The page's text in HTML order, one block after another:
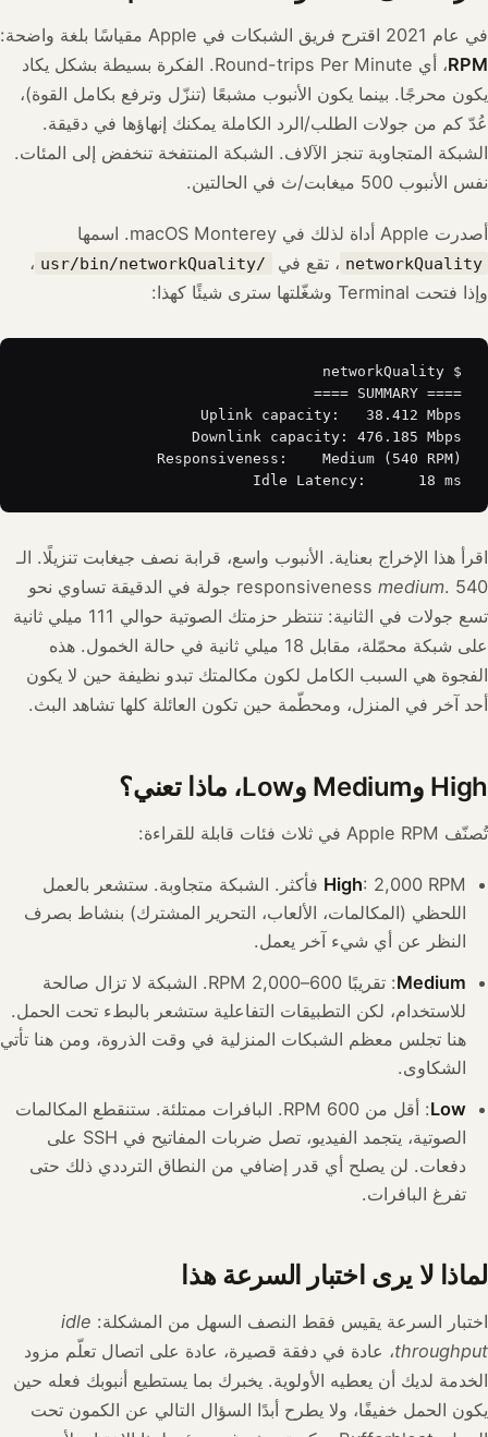
في عام 2021 اقترح فريق الشبكات في Apple مقياسًا بلغة واضحة:
RPM
، أي Round-trips Per Minute. الفكرة بسيطة بشكل يكاد
يكون محرجًا. بينما يكون الأنبوب مشبعًا (تنزّل وترفع بكامل القوة)،
عُدّ كم من جولات الطلب/الرد الكاملة يمكنك إنهاؤها في دقيقة.
الشبكة المتجاوبة تنجز الآلاف. الشبكة المنتفخة تنخفض إلى المئات.
نفس الأنبوب 500 ميغابت/ث في الحالتين.
أصدرت Apple أداة لذلك في macOS Monterey. اسمها
networkQuality ، تقع في /usr/bin/networkQuality
،
وإذا فتحت Terminal وشغّلتها سترى شيئًا كهذا:
Idle Latency:      18 ms
اقرأ هذا الإخراج بعناية. الأنبوب واسع، قرابة نصف جيغابت تنزيلًا. الـ
responsiveness medium
. 540 جولة في الدقيقة تساوي نحو
تسع جولات في الثانية: تنتظر حزمتك الصوتية حوالي 111 ميلي ثانية
على شبكة محمّلة، مقابل 18 ميلي ثانية في حالة الخمول. هذه
الفجوة هي السبب الكامل لكون مكالمتك تبدو نظيفة حين لا يكون
أحد آخر في المنزل، ومحطّمة حين تكون العائلة كلها تشاهد البث.
High وMedium وLow، ماذا تعني؟
تُصنّف Apple RPM في ثلاث فئات قابلة للقراءة:
High : 2,000 RPM فأكثر. الشبكة متجاوبة. ستشعر بالعمل
اللحظي (المكالمات، الألعاب، التحرير المشترك) بنشاط بصرف
النظر عن أي شيء آخر يعمل.
Medium
: تقريبًا 600–2,000 RPM. الشبكة لا تزال صالحة
للاستخدام، لكن التطبيقات التفاعلية ستشعر بالبطء تحت الحمل.
هنا تجلس معظم الشبكات المنزلية في وقت الذروة، ومن هنا تأتي
الشكاوى.
Low
: أقل من 600 RPM. البافرات ممتلئة. ستنقطع المكالمات
الصوتية، يتجمد الفيديو، تصل ضربات المفاتيح في SSH على
دفعات. لن يصلح أي قدر إضافي من النطاق الترددي ذلك حتى
تفرغ البافرات.
لماذا لا يرى اختبار السرعة هذا
اختبار السرعة يقيس فقط النصف السهل من المشكلة: idle
throughput، عادة في دفقة قصيرة، عادة على اتصال تعلّم مزود
الخدمة لديك أن يعطيه الأولوية. يخبرك بما يستطيع أنبوبك فعله حين
يكون الحمل خفيفًا، ولا يطرح أبدًا السؤال التالي عن الكمون تحت